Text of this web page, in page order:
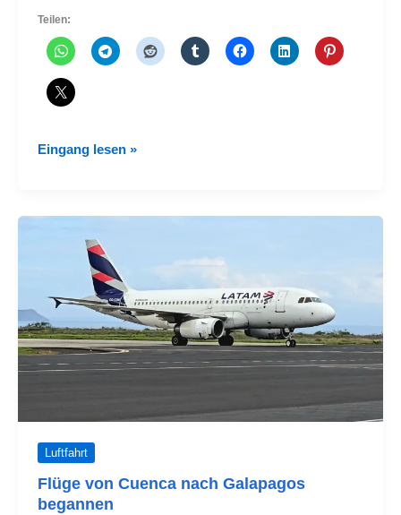
Teilen:
Der
Galapagos
Eingang lesen »
Luftfahrt
Flüge von Cuenca nach Galapagos
begannen